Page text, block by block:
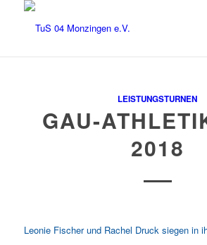
LEISTUNGSTURNEN
GAU-
2018
Leonie Fischer und Rachel Druck siegen in